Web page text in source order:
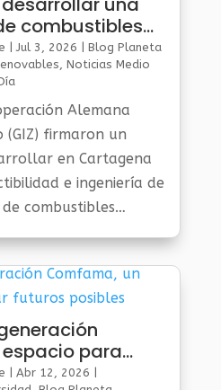
combustibles
|Jul 3, 2026
Blog Planeta
, Noticias Medio
Alemana
firmaron un
en Cartagena
e ingeniería de
combustibles
para
posibles
Abr 12, 2026